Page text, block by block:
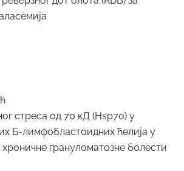
стреса од 70 кД (Hsp70) у
Б-лимфобластоидних ћелија у
хроничне грануломатозне болести